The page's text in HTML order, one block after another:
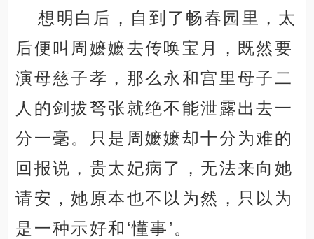
想明白后，自到了畅春园里，太
后便叫周嬷嬷去传唤宝月，既然要
演母慈子孝，那么永和宫里母子二
人的剑拔弩张就绝不能泄露出去一
分一毫。只是周嬷嬷却十分为难的
回报说，贵太妃病了，无法来向她
请安，她原本也不以为然，只以为
是一种示好和‘懂事’。